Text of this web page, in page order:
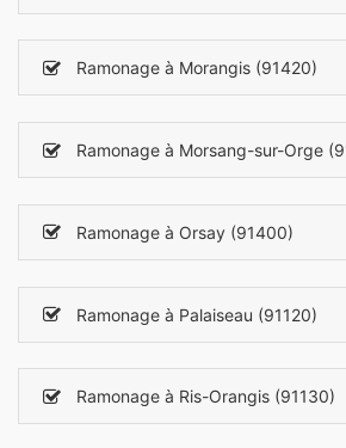
Ramonage à Morangis (91420)
Ramonage à Morsang-sur-Orge
Ramonage à Orsay (91400)
Ramonage à Palaiseau (91120)
Ramonage à Ris-Orangis (91130)